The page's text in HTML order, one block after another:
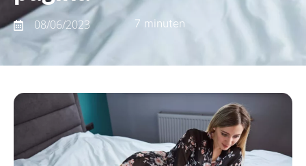
08/06/2023 7 minuten